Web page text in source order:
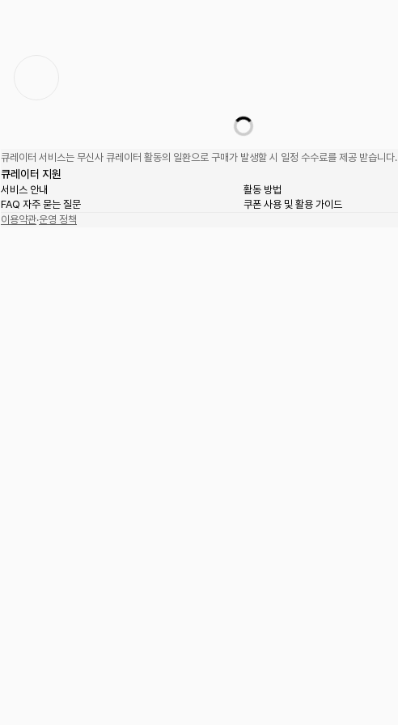
큐레이터 서비스는 무신사 큐레이터 활동의 일환으로 구매가 발생할 시 일정 수수료를 제공 받습니다.
큐레이터 지원
서비스 안내
활동 방법
FAQ 자주 묻는 질문
쿠폰 사용 및 활용 가이드
이용약관·운영 정책